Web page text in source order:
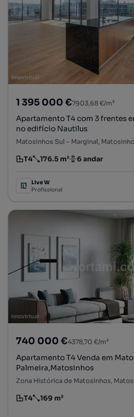
1 395 000 €7903,68 €/m²
Apartamento T4 com 3 frentes
no edifício Nautilus
Tipologia
T4
Preço por metro quadrado
176.5 m²
Andar 6 andar
Live W
Profissional
740 000 €4378,70 €/m²
Apartamento T4 Venda em
Palmeira,Matosinhos
Tipologia
T4
Preço por metro quadrado
169 m²